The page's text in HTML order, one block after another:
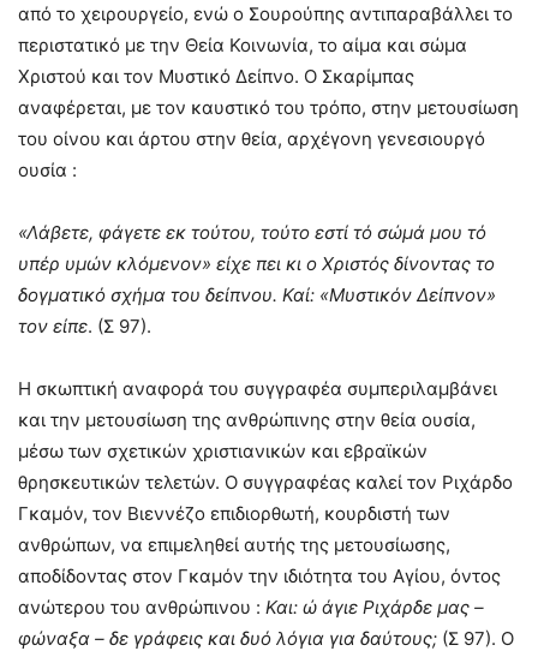
από το χειρουργείο, ενώ ο Σουρούπης αντιπαραβάλλει το
περιστατικό με την Θεία Κοινωνία, το αίμα και σώμα
Χριστού και τον Μυστικό Δείπνο. Ο Σκαρίμπας
αναφέρεται, με τον καυστικό του τρόπο, στην μετουσίωση
του οίνου και άρτου στην θεία, αρχέγονη γενεσιουργό
ουσία :
«Λάβετε, φάγετε εκ τούτου, τούτο εστί τό σώμά μου τό
υπέρ υμών κλόμενον» είχε πει κι ο Χριστός δίνοντας το
δογματικό σχήμα του δείπνου. Καί: «Μυστικόν Δείπνον»
τον είπε. (Σ 97).
Η σκωπτική αναφορά του συγγραφέα συμπεριλαμβάνει
και την μετουσίωση της ανθρώπινης στην θεία ουσία,
μέσω των σχετικών χριστιανικών και εβραϊκών
θρησκευτικών τελετών. Ο συγγραφέας καλεί τον Ριχάρδο
Γκαμόν, τον Βιεννέζο επιδιορθωτή, κουρδιστή των
ανθρώπων, να επιμεληθεί αυτής της μετουσίωσης,
αποδίδοντας στον Γκαμόν την ιδιότητα του Αγίου, όντος
ανώτερου του ανθρώπινου : Και: ώ άγιε Ριχάρδε μας –
φώναξα – δε γράφεις και δυό λόγια για δαύτους; (Σ 97). Ο